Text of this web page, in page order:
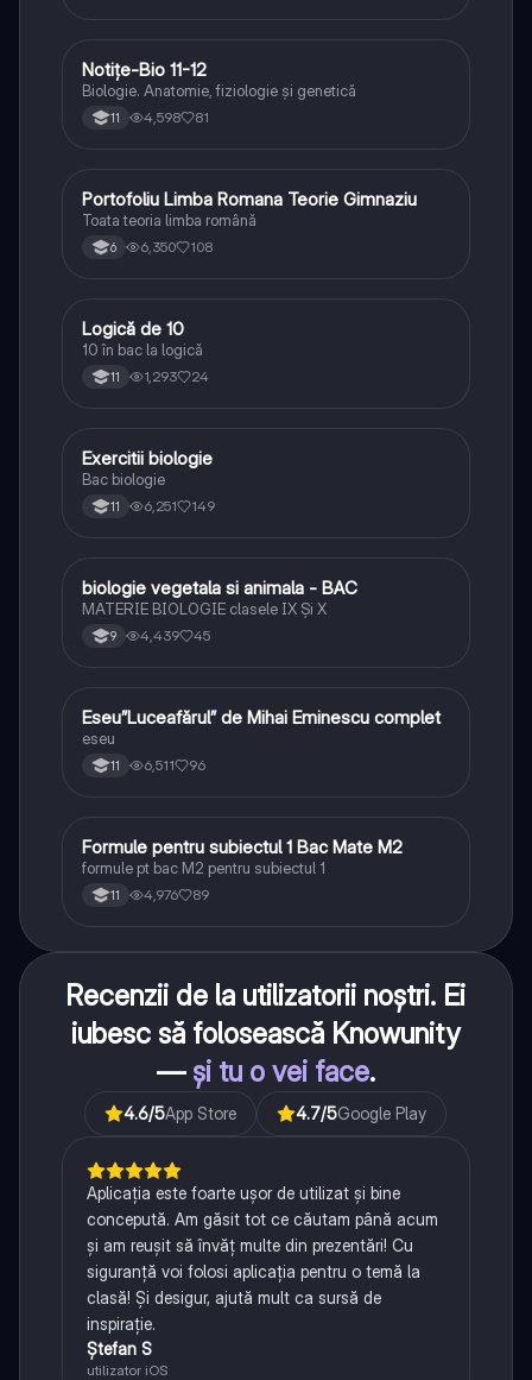
Biologie
Notițe-Bio 11-12
Biologie. Anatomie, fiziologie și genetică
11 4,598 81
Limba și literatura română
Portofoliu Limba Romana Teorie Gimnaziu
Toata teoria limba română
6 6,350 108
Logică
Logică de 10
10 în bac la logică
11 1,293 24
Biologie
Exercitii biologie
Bac biologie
11 6,251 149
Biologie
biologie vegetala si animala - BAC
MATERIE BIOLOGIE clasele IX Şi X
9 4,439 45
Limba și literatura română
Eseu”Luceafărul” de Mihai Eminescu complet
eseu
11 6,511 96
Matematică
Formule pentru subiectul 1 Bac Mate M2
formule pt bac M2 pentru subiectul 1
11 4,976 89
Recenzii de la utilizatorii noștri. Ei
iubesc să folosească Knowunity
— și tu o vei face.
4.6/5App Store 4.7/5Google Play
Aplicația este foarte ușor de utilizat și bine
concepută. Am găsit tot ce căutam până acum
și am reușit să învăț multe din prezentări! Cu
siguranță voi folosi aplicația pentru o temă la
clasă! Și desigur, ajută mult ca sursă de
inspirație.
Ștefan S
utilizator iOS